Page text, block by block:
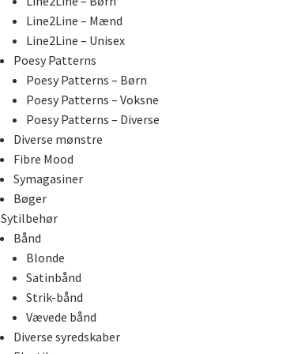
Line2Line – Mænd
Line2Line – Unisex
Poesy Patterns
Poesy Patterns – Børn
Poesy Patterns – Voksne
Poesy Patterns – Diverse
Diverse mønstre
Fibre Mood
Symagasiner
Bøger
Sytilbehør
Bånd
Blonde
Satinbånd
Strik-bånd
Vævede bånd
Diverse syredskaber